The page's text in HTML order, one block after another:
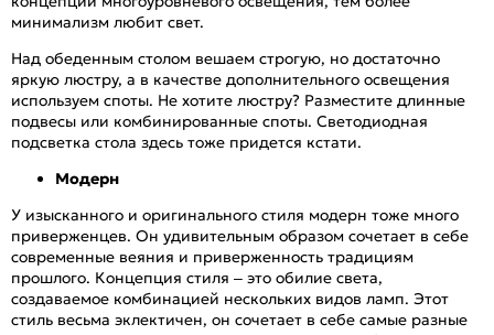
минимализм любит свет.
Над обеденным столом вешаем строгую, но достаточно
яркую люстру, а в качестве дополнительного освещения
используем споты. Не хотите люстру? Разместите длинные
подвесы или комбинированные споты. Светодиодная
подсветка стола здесь тоже придется кстати.
Модерн
У изысканного и оригинального стиля модерн тоже много
приверженцев. Он удивительным образом сочетает в себе
современные веяния и приверженность традициям
прошлого. Концепция стиля – это обилие света,
создаваемое комбинацией нескольких видов ламп. Этот
стиль весьма эклектичен, он сочетает в себе самые разные